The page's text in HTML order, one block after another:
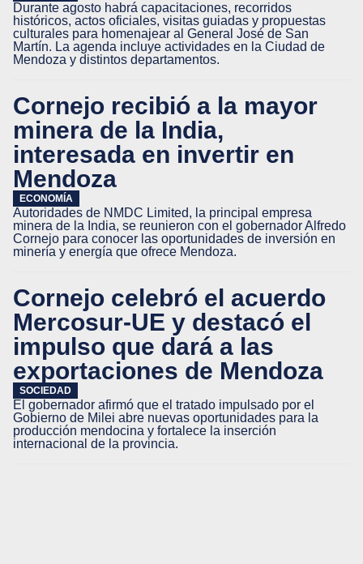
Durante agosto habrá capacitaciones, recorridos
históricos, actos oficiales, visitas guiadas y propuestas
culturales para homenajear al General José de San
Martín. La agenda incluye actividades en la Ciudad de
Mendoza y distintos departamentos.
Cornejo recibió a la mayor
minera de la India,
interesada en invertir en
Mendoza
ECONOMÍA
Autoridades de NMDC Limited, la principal empresa
minera de la India, se reunieron con el gobernador Alfredo
Cornejo para conocer las oportunidades de inversión en
minería y energía que ofrece Mendoza.
Cornejo celebró el acuerdo
Mercosur-UE y destacó el
impulso que dará a las
exportaciones de Mendoza
SOCIEDAD
El gobernador afirmó que el tratado impulsado por el
Gobierno de Milei abre nuevas oportunidades para la
producción mendocina y fortalece la inserción
internacional de la provincia.